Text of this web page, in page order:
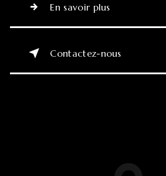
En savoir plus
Contactez-nous